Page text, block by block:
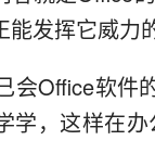
能发挥它威力
会Office软件
学，这样在